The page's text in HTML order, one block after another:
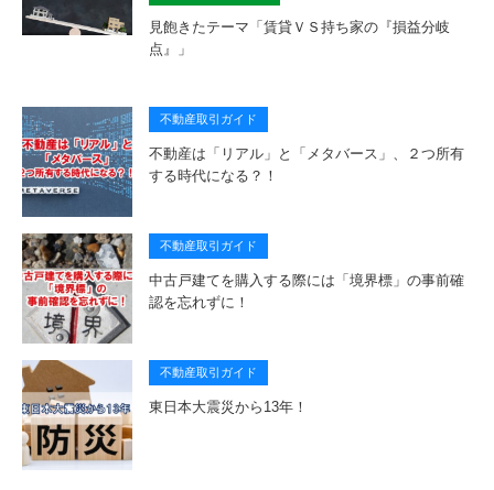
見飽きたテーマ「賃貸ＶＳ持ち家の『損益分岐
点』」
不動産取引ガイド
不動産は「リアル」と「メタバース」、２つ所有
する時代になる？！
不動産取引ガイド
中古戸建てを購入する際には「境界標」の事前確
認を忘れずに！
不動産取引ガイド
東日本大震災から13年！